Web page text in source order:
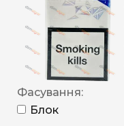
Фасування:
Блок